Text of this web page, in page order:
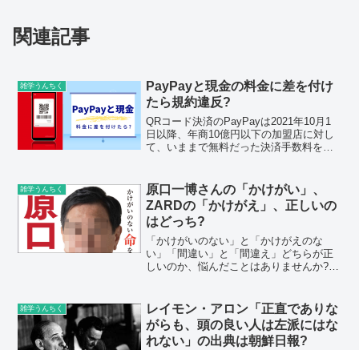
関連記事
雑学うんちく
PayPayと現金の料金に差を付け
たら規約違反?
QRコード決済のPayPayは2021年10月1
日以降、年商10億円以下の加盟店に対し
て、いままで無料だった決済手数料を有
な折、11月2日、Twitterに「P...
雑学うんちく
原口一博さんの「かけがい」、
ZARDの「かけがえ」、正しいの
はどっち?
「かけがいのない」と「かけがえのな
い」「間違い」と「間違え」どちらが正
しいのか、悩んだことはありませんか?立
す。」とツイートされています。せっか
くですので、ポスタ...
雑学うんちく
レイモン・アロン「正直でありな
がらも、頭の良い人は左派にはな
れない」の出典は朝鮮日報?